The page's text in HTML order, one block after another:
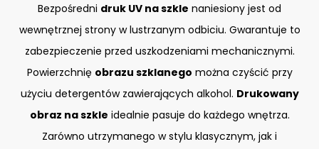
Bezpośredni druk UV na szkle naniesiony jest od
wewnętrznej strony w lustrzanym odbiciu. Gwarantuje to
zabezpieczenie przed uszkodzeniami mechanicznymi.
Powierzchnię obrazu szklanego można czyścić przy
użyciu detergentów zawierających alkohol. Drukowany
obraz na szkle idealnie pasuje do każdego wnętrza.
Zarówno utrzymanego w stylu klasycznym, jak i